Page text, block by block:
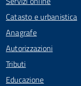
Catasto e urbanistica
Anagrafe
Autorizzazioni
Tributi
Educazione